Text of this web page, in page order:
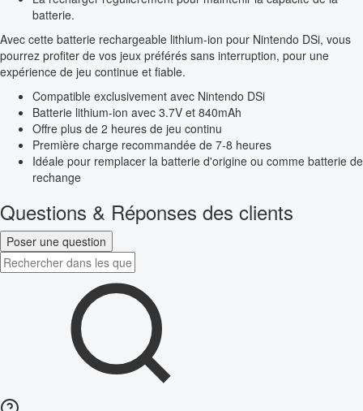
batterie.
Avec cette batterie rechargeable lithium-ion pour Nintendo DSi, vous
pourrez profiter de vos jeux préférés sans interruption, pour une
expérience de jeu continue et fiable.
Compatible exclusivement avec Nintendo DSi
Batterie lithium-ion avec 3.7V et 840mAh
Offre plus de 2 heures de jeu continu
Première charge recommandée de 7-8 heures
Idéale pour remplacer la batterie d'origine ou comme batterie de
rechange
Questions & Réponses des clients
Poser une question